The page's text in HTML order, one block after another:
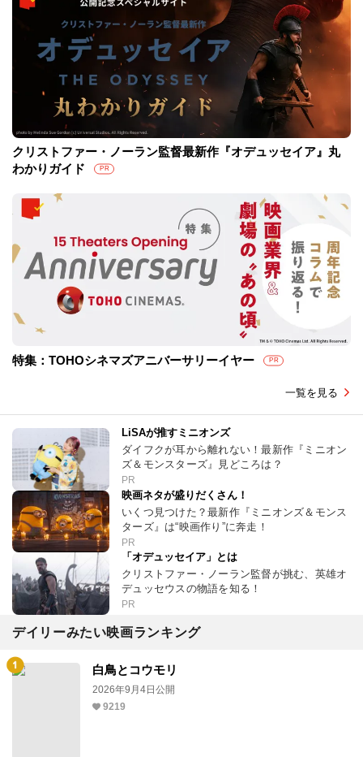
クリストファー・ノーラン監督最新作『オデュッセイア』丸
わかりガイド
PR
特集：TOHOシネマズアニバーサリーイヤー PR
一覧を見る
LiSAが推すミニオンズ
ダイフクが耳から離れない！最新作『ミニオン
ズ＆モンスターズ』見どころは？
PR
映画ネタが盛りだくさん！
いくつ見つけた？最新作『ミニオンズ＆モンス
ターズ』は“映画作り”に奔走！
PR
「オデュッセイア」とは
クリストファー・ノーラン監督が挑む、英雄オ
デュッセウスの物語を知る！
PR
デイリーみたい映画ランキング
白鳥とコウモリ
2026年9月4日公開
9219